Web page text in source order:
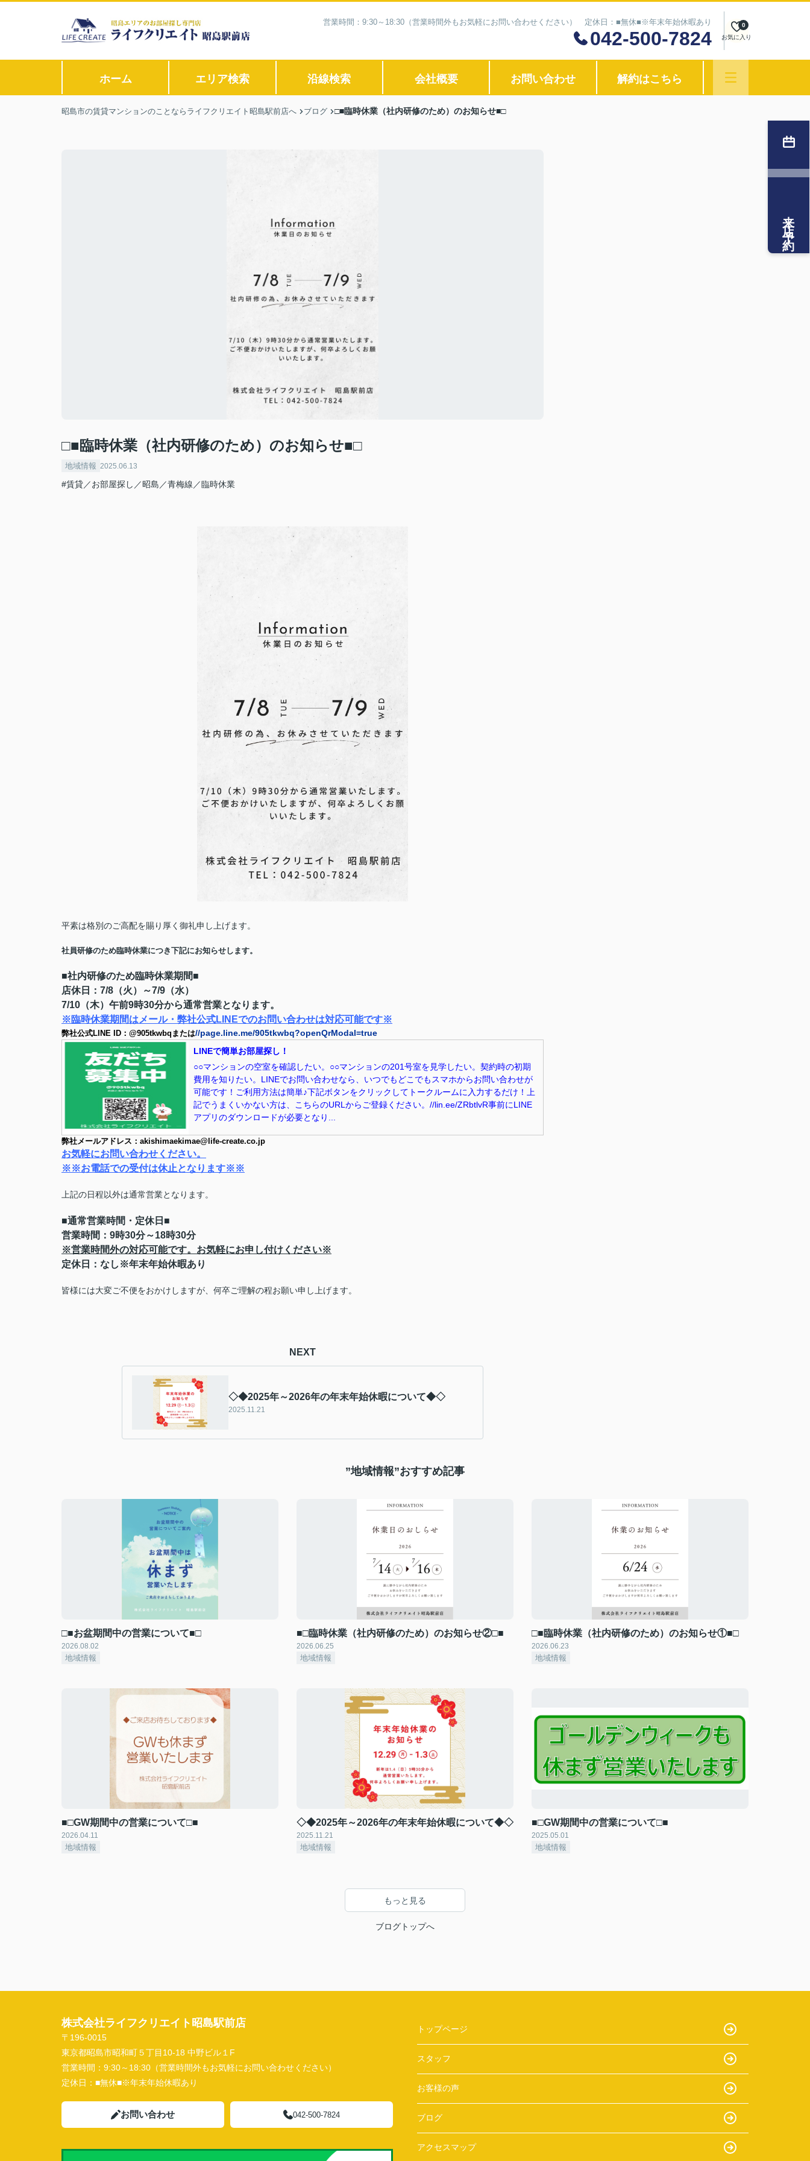
営業時間：9:30～18:30（営業時間外もお気軽にお問い合わせください） 定休日：■無休■※年末年始休暇あり
042-500-7824 お気に入り
0
ホーム エリア検索 沿線検索 会社概要 お問い合わせ 解約はこちら
昭島市の賃貸マンションのことならライフクリエイト昭島駅前店へ ブログ □■臨時休業（社内研修のため）のお知らせ■□
□■臨時休業（社内研修のため）のお知らせ■□
地域情報 2025.06.13
#賃貸／お部屋探し／昭島／青梅線／臨時休業
平素は格別のご高配を賜り厚く御礼申し上げます。
社員研修のため臨時休業につき下記にお知らせします。
■社内研修のため臨時休業期間■
店休日：7/8（火）～7/9（水）
7/10（木）午前9時30分から通常営業となります。
※臨時休業期間はメール・弊社公式LINEでのお問い合わせは対応可能です※
弊社公式LINE ID：@905tkwbqまたは//page.line.me/905tkwbq?openQrModal=true
LINEで簡単お部屋探し！
○○マンションの空室を確認したい。○○マンションの201号室を見学したい。契約時の初期
費用を知りたい。LINEでお問い合わせなら、いつでもどこでもスマホからお問い合わせが
可能です！ご利用方法は簡単♪下記ボタンをクリックしてトークルームに入力するだけ！上
記でうまくいかない方は、こちらのURLからご登録ください。//lin.ee/ZRbtlvR事前にLINE
アプリのダウンロードが必要となり...
弊社メールアドレス：akishimaekimae@life-create.co.jp
お気軽にお問い合わせください。
※※お電話での受付は休止となります※※
上記の日程以外は通常営業となります。
■通常営業時間・定休日■
営業時間：9時30分～18時30分
※営業時間外の対応可能です。お気軽にお申し付けください※
定休日：なし※年末年始休暇あり
皆様には大変ご不便をおかけしますが、何卒ご理解の程お願い申し上げます。
NEXT
◇◆2025年～2026年の年末年始休暇について◆◇
2025.11.21
”地域情報”おすすめ記事
□■お盆期間中の営業について■□
2026.08.02
地域情報
■□臨時休業（社内研修のため）のお知らせ②□■
2026.06.25
地域情報
□■臨時休業（社内研修のため）のお知らせ①■□
2026.06.23
地域情報
■□GW期間中の営業について□■
2026.04.11
地域情報
◇◆2025年～2026年の年末年始休暇について◆◇
2025.11.21
地域情報
■□GW期間中の営業について□■
2025.05.01
地域情報
もっと見る
ブログトップへ
来店予約
株式会社ライフクリエイト昭島駅前店
〒196-0015
東京都昭島市昭和町５丁目10-18 中野ビル１F
営業時間： 9:30～18:30（営業時間外もお気軽にお問い合わせください）
定休日： ■無休■※年末年始休暇あり
お問い合わせ 042-500-7824
トップページ
スタッフ
お客様の声
ブログ
アクセスマップ